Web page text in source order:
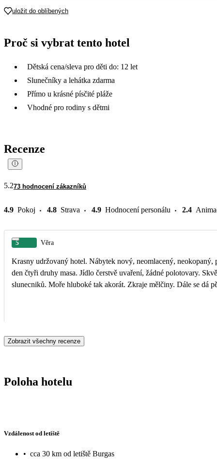
uložit do oblíbených
Proč si vybrat tento hotel
Dětská cena/sleva pro děti do: 12 let
Slunečníky a lehátka zdarma
Přímo u krásné písčité pláže
Vhodné pro rodiny s dětmi
Recenze
5.273 hodnocení zákazníků
4.9 Pokoj 4.8 Strava 4.9 Hodnocení personálu 2.4
5 Věra
Krasny udržovaný hotel. Nábytek nový, neomlacený,
den čtyři druhy masa. Jídlo čerstvě uvaření, žádné polotovary.
slunecniků. Moře hluboké tak akorát. Zkraje mělčiny. Dále se dá
Zobrazit všechny recenze
Poloha hotelu
Vzdálenost od letiště
• cca 30 km od letiště Burgas